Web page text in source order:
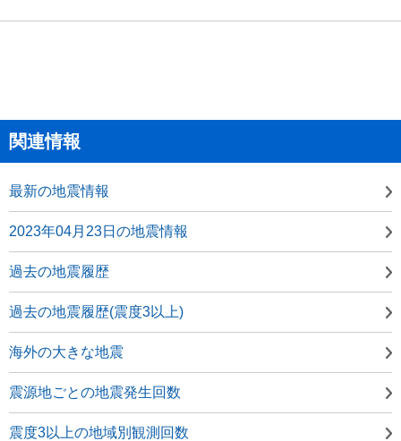
関連情報
最新の地震情報
2023年04月23日の地震情報
過去の地震履歴
過去の地震履歴(震度3以上)
海外の大きな地震
震源地ごとの地震発生回数
震度3以上の地域別観測回数